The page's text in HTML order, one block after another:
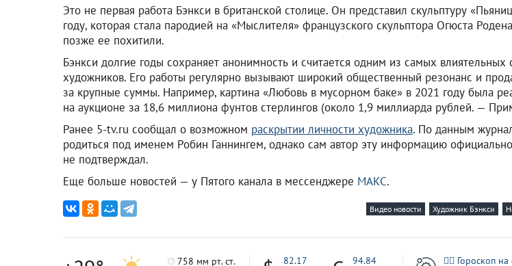
Это не первая работа Бэнкси в британской столице. Он представил скульптуру
году, которая стала пародией на «Мыслителя» французского скульптора Огюста
позже ее похитили.
Бэнкси долгие годы сохраняет анонимность и считается одним из самых
художников. Его работы регулярно вызывают широкий общественный резонанс и
за крупные суммы. Например, картина «Любовь в мусорном баке» в 2021 году была
на аукционе за 18,6 миллиона фунтов стерлингов (около 1,9 миллиарда рублей. —
Ранее 5-tv.ru сообщал о возможном раскрытии личности художника. По данным
родиться под именем Робин Ганнингем, однако сам автор эту информацию официально
не подтверждал.
Еще больше новостей — у Пятого канала в мессенджере МАКС.
Видео новости Художник Бэнкси
758 мм рт. ст.
82.17
94.84
🧙‍♀ Гороскоп